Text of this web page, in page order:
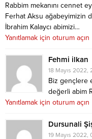
Rabbim mekanını cennet
Ferhat Aksu ağabeyimizin
İbrahim Kalaycı abimizi…
Yanıtlamak için oturum açın
Fehmi ilkan
18 Mayıs 2022,
Biz gençlere
değerli abim
Yanıtlamak için oturum açın
Dursunali
19 Mayıs 2022,